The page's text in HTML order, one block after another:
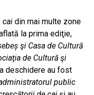
cai din mai multe zone
la prima ediţie,
şi Casa de Cultură
de Cultură şi
deschidere au fost
public